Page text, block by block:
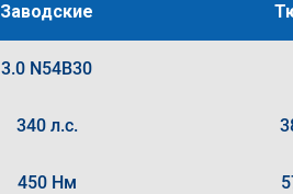
Заводские
3.0 N54B30
340 л.с.
450 Нм